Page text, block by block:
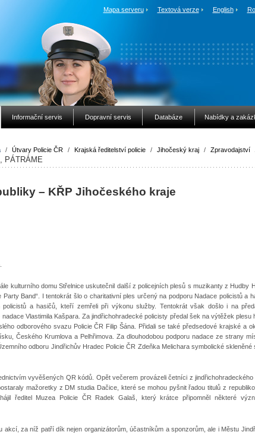
Mapa serveru Textová verze English
Informační servis Dopravní servis Databáze Nabídky a
/ Útvary Policie ČR / Krajská ředitelství policie / Jihočeský kraj / Zpravodajství
PÁTRÁME
– KŘP Jihočeského kraje
kulturního domu Střelnice uskutečnil další z policejních plesů s muzikanty z Hudby
Band“. I tentokrát šlo o charitativní ples určený na podporu Nadace policistů a
a hasičů, kteří zemřeli při výkonu služby. Tentokrát však došlo i na
Vlastimila Kašpara. Za jindřichohradecké policisty předal šek na výtěžek plesu
odborového svazu Policie ČR Filip Šána. Přidali se také předsedové krajské a
Českého Krumlova a Pelhřimova. Za dlouhodobou podporu nadace ze strany
odboru Jindřichův Hradec Policie ČR Zdeňka Melichara symbolické skleněné
vyvěšených QR kódů. Opět večerem provázeli četníci z jindřichohradeckého
mažoretky z DM studia Dačice, které se mohou pyšnit řadou titulů z
ředitel Muzea Policie ČR Radek Galaš, který krátce připomněl některé
akcí, za níž patří dík nejen organizátorům, účastníkům a sponzorům, ale i Městu